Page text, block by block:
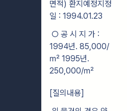
면적) 환지예정지정
일 : 1994.01.23
○ 공 시 지 가 :
1994년. 85,000/
㎡ 1995년.
250,000/㎡
[질의내용]